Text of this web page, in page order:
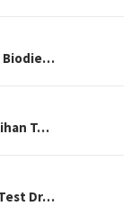
Biodie…
T…
Dr…